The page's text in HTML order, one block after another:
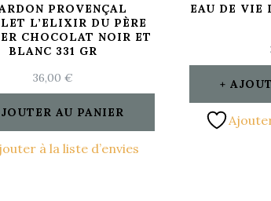
PROVENÇAL
L’ELIXIR DU PÈRE
CHOCOLAT NOIR ET
BLANC 331 GR
36,00€
AU PANIER
à la liste d’envies
EAU DE VIE